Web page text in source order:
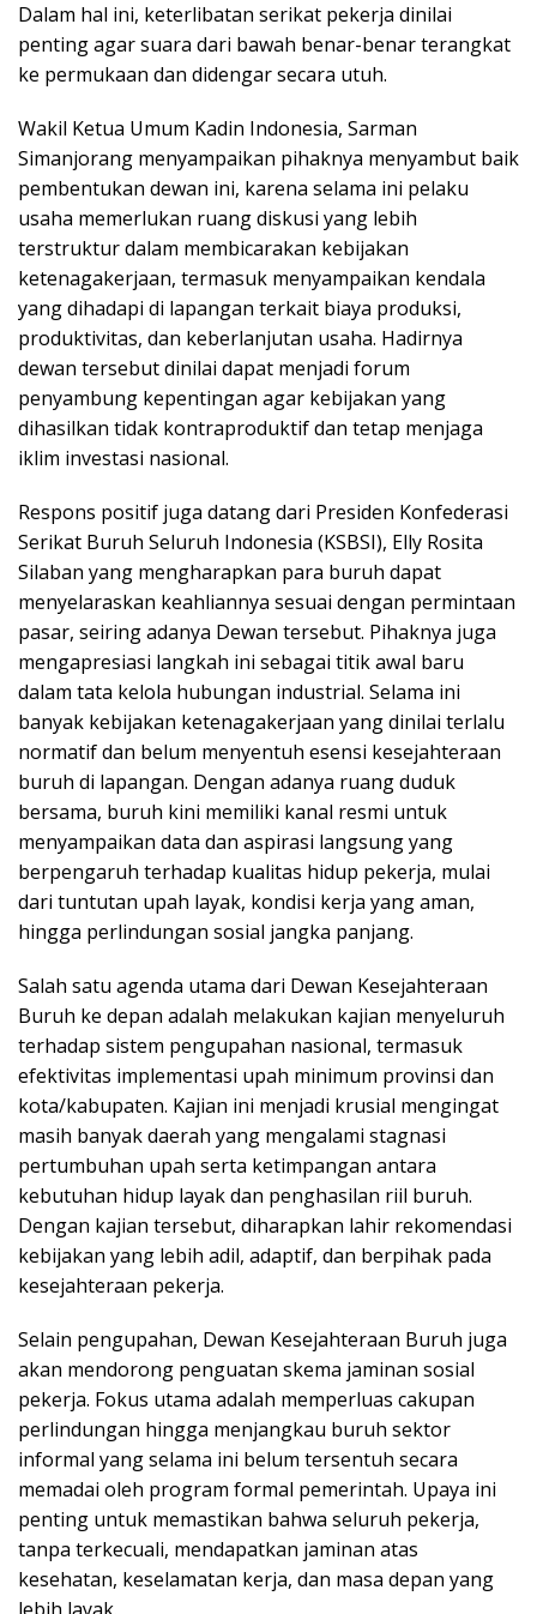
Dalam hal ini, keterlibatan serikat pekerja dinilai
penting agar suara dari bawah benar-benar terangkat
ke permukaan dan didengar secara utuh.
Wakil Ketua Umum Kadin Indonesia, Sarman
Simanjorang menyampaikan pihaknya menyambut baik
pembentukan dewan ini, karena selama ini pelaku
usaha memerlukan ruang diskusi yang lebih
terstruktur dalam membicarakan kebijakan
ketenagakerjaan, termasuk menyampaikan kendala
yang dihadapi di lapangan terkait biaya produksi,
produktivitas, dan keberlanjutan usaha. Hadirnya
dewan tersebut dinilai dapat menjadi forum
penyambung kepentingan agar kebijakan yang
dihasilkan tidak kontraproduktif dan tetap menjaga
iklim investasi nasional.
Respons positif juga datang dari Presiden Konfederasi
Serikat Buruh Seluruh Indonesia (KSBSI), Elly Rosita
Silaban yang mengharapkan para buruh dapat
menyelaraskan keahliannya sesuai dengan permintaan
pasar, seiring adanya Dewan tersebut. Pihaknya juga
mengapresiasi langkah ini sebagai titik awal baru
dalam tata kelola hubungan industrial. Selama ini
banyak kebijakan ketenagakerjaan yang dinilai terlalu
normatif dan belum menyentuh esensi kesejahteraan
buruh di lapangan. Dengan adanya ruang duduk
bersama, buruh kini memiliki kanal resmi untuk
menyampaikan data dan aspirasi langsung yang
berpengaruh terhadap kualitas hidup pekerja, mulai
dari tuntutan upah layak, kondisi kerja yang aman,
hingga perlindungan sosial jangka panjang.
Salah satu agenda utama dari Dewan Kesejahteraan
Buruh ke depan adalah melakukan kajian menyeluruh
terhadap sistem pengupahan nasional, termasuk
efektivitas implementasi upah minimum provinsi dan
kota/kabupaten. Kajian ini menjadi krusial mengingat
masih banyak daerah yang mengalami stagnasi
pertumbuhan upah serta ketimpangan antara
kebutuhan hidup layak dan penghasilan riil buruh.
Dengan kajian tersebut, diharapkan lahir rekomendasi
kebijakan yang lebih adil, adaptif, dan berpihak pada
kesejahteraan pekerja.
Selain pengupahan, Dewan Kesejahteraan Buruh juga
akan mendorong penguatan skema jaminan sosial
pekerja. Fokus utama adalah memperluas cakupan
perlindungan hingga menjangkau buruh sektor
informal yang selama ini belum tersentuh secara
memadai oleh program formal pemerintah. Upaya ini
penting untuk memastikan bahwa seluruh pekerja,
tanpa terkecuali, mendapatkan jaminan atas
kesehatan, keselamatan kerja, dan masa depan yang